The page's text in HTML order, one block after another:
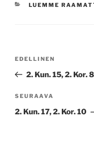
KATEGORIAT
LUEMME
Edellinen
artikkeli
EDELLINEN
2. Kun. 15, 2. Kor. 8
Seuraava
artikkeli
SEURAAVA
2. Kun. 17, 2. Kor. 10